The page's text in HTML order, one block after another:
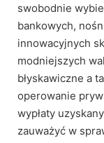
swobodnie
bankowych,
innowacyjnych
modniejszych
błyskawiczne a
operowanie
wypłaty
zauważyć w